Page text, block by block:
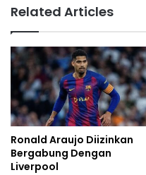
Related Articles
Ronald Araujo Diizinkan
Bergabung Dengan
Liverpool